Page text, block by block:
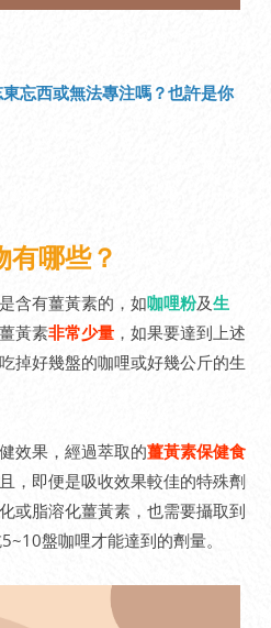
東忘西或無法專注嗎？也許是你
哪些？
含有薑黃素的，如咖哩粉及生
黃素非常少量 ，如果要達到上述
掉好幾盤的咖哩或好幾公斤的生
效果，經過萃取的薑黃素保健食
，即便是吸收效果較佳的特殊劑
或脂溶化薑黃素，也需要攝取到
盤咖哩才能達到的劑量。